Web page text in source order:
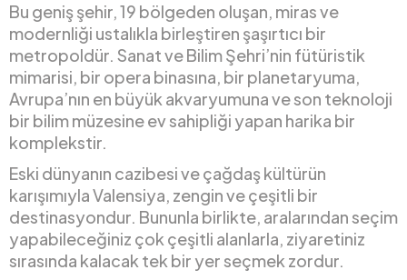
Bu geniş şehir, 19 bölgeden oluşan, miras ve
modernliği ustalıkla birleştiren şaşırtıcı bir
metropoldür. Sanat ve Bilim Şehri’nin fütüristik
mimarisi, bir opera binasına, bir planetaryuma,
Avrupa’nın en büyük akvaryumuna ve son teknoloji
bir bilim müzesine ev sahipliği yapan harika bir
komplekstir.
Eski dünyanın cazibesi ve çağdaş kültürün
karışımıyla Valensiya, zengin ve çeşitli bir
destinasyondur. Bununla birlikte, aralarından seçim
yapabileceğiniz çok çeşitli alanlarla, ziyaretiniz
sırasında kalacak tek bir yer seçmek zordur.